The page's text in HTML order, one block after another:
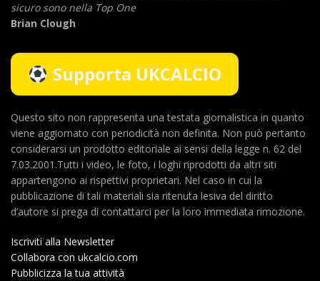
sicuro sono nella Top One
Brian Clough
Supporta UKCALCIO
Questo sito non rappresenta una testata giornalistica in quanto
viene aggiornato con periodicità non definita. Non può pertanto
considerarsi un prodotto editoriale ai sensi della legge n. 62 del
7.03.2001.Tutti i video, le foto, i loghi riprodotti da altri siti
appartengono ai rispettivi proprietari. Nel caso in cui la
pubblicazione di tali materiali sia ritenuta lesiva del diritto
d’autore si prega di contattarci per la loro immediata rimozione.
Iscriviti alla Newsletter
Collabora con ukcalcio.com
Pubblicizza la tua attività